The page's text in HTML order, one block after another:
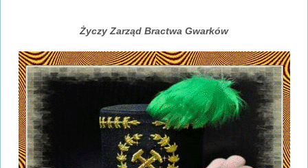
Życzy Zarząd Bractwa Gwarków